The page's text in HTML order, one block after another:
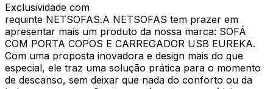
Exclusividade com
requinte NETSOFAS.A NETSOFAS tem prazer em
apresentar mais um produto da nossa marca: SOFÁ
COM PORTA COPOS E CARREGADOR USB EUREKA.
Com uma proposta inovadora e design mais do que
especial, ele traz uma solução prática para o momento
de descanso, sem deixar que nada do conforto ou da